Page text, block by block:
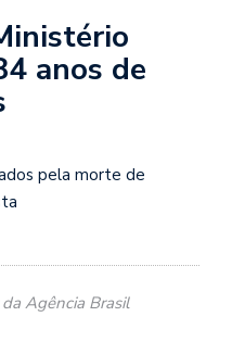
anos de
pela morte de
Agência Brasil